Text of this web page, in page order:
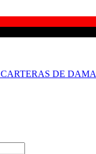
CARTERAS DE DAMA